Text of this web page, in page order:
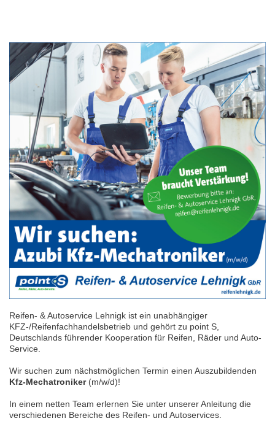
Reifen- & Autoservice Lehnigk ist ein unabhängiger
KFZ-/Reifenfachhandelsbetrieb und gehört zu point S,
Deutschlands führender Kooperation für Reifen, Räder und Auto-
Service.
Wir suchen zum nächstmöglichen Termin einen Auszubildenden
Kfz-Mechatroniker(m/w/d)!
In einem netten Team erlernen Sie unter unserer Anleitung die
verschiedenen Bereiche des Reifen- und Autoservices.